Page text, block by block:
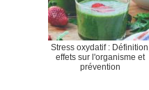
Stress oxydatif :
effets sur l'organisme et
prévention